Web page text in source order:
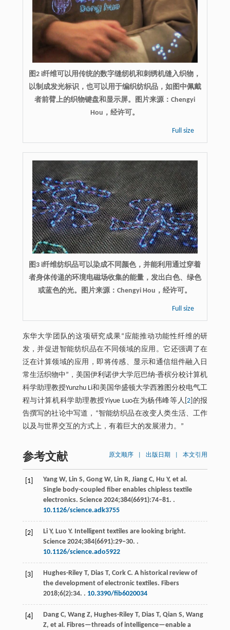
图2 i纤维可以用传统的数字缝纫机和刺绣机缝入织物，
以制成发光标识，也可以用于编织纺织品，如图中佩戴
者前臂上的织物键盘和显示屏。图片来源：Chengyi
Hou，经许可。
Full size
图3 i纤维纺织品可以染成不同颜色，并能利用通过穿着
者身体传递的环境电磁场收集的能量，发出白色、绿色
或蓝色的光。图片来源：Chengyi Hou，经许可。
Full size
东华大学团队的这项研究成果“应能推动功能性纤维的研
发，并促进智能纺织品在不同领域的应用。它还强调了在
泛在计算领域的应用，即将传感、显示和通信组件融入日
常生活织物中”，美国伊利诺伊大学厄巴纳-香槟分校计算机
科学助理教授Yunzhu Li和美国华盛顿大学西雅图分校电气工
程与计算机科学助理教授Yiyue Luo在为杨伟峰等人[2 ]的报
告撰写的社论中写道，“智能纺织品在改变人类生活、工作
以及与世界交互的方式上，有着巨大的发展潜力。”
参考文献 原文顺序 出版日期 本文引用
[1] Yang W, Lin S, Gong W, Lin R, Jiang C, Hu Y, et al.
Single body-coupled fiber enables chipless textile
electronics. Science 2024;384(6691):74‒81. .
10.1126/science.adk3755
[2] Li Y, Luo Y. Intelligent textiles are looking bright.
Science 2024;384(6691):29‒30. .
10.1126/science.ado5922
[3] Hughes-Riley T, Dias T, Cork C. A historical review of
the development of electronic textiles. Fibers
2018;6(2):34. . 10.3390/fib6020034
[4] Dang C, Wang Z, Hughes-Riley T, Dias T, Qian S, Wang
Z, et al. Fibres—threads of intelligence—enable a